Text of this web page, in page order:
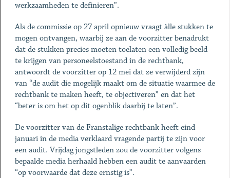
werkzaamheden te definieren”.
Als de commissie op 27 april opnieuw vraagt àlle stukken te
mogen ontvangen, waarbij ze aan de voorzitter benadrukt
dat de stukken precies moeten toelaten een volledig beeld
te krijgen van personeelstoestand in de rechtbank,
antwoordt de voorzitter op 12 mei dat ze verwijderd zijn
van “de audit die mogelijk maakt om de situatie waarmee de
rechtbank te maken heeft, te objectiveren” en dat het
“beter is om het op dit ogenblik daarbij te laten”.
De voorzitter van de Franstalige rechtbank heeft eind
januari in de media verklaard vragende partij te zijn voor
een audit. Vrijdag jongstleden zou de voorzitter volgens
bepaalde media herhaald hebben een audit te aanvaarden
“op voorwaarde dat deze ernstig is”.